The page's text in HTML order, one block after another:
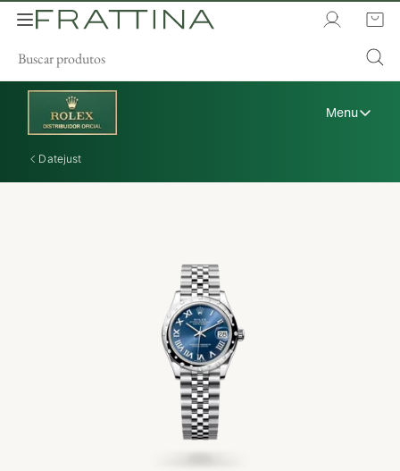
Menu
A Rolex
Novos Modelos 2026
Acessórios Rolex
A arte da relojoaria
Rolex na Frattina
Datejust